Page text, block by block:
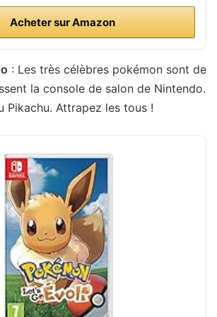
Acheter sur Amazon
: Les très célèbres pokémon sont de
la console de salon de Nintendo.
Pikachu. Attrapez les tous !